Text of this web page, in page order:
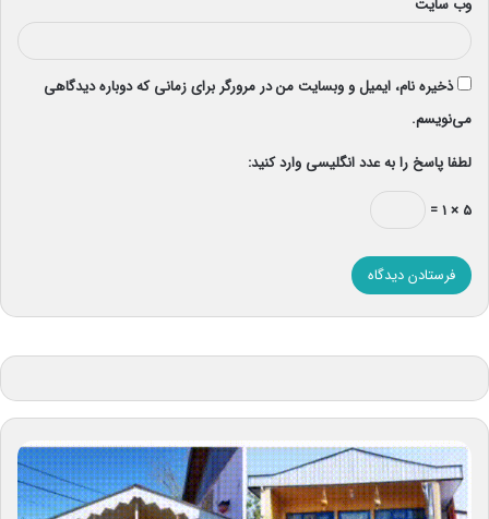
وب‌ سایت
ذخیره نام، ایمیل و وبسایت من در مرورگر برای زمانی که دوباره دیدگاهی
می‌نویسم.
لطفا پاسخ را به عدد انگلیسی وارد کنید:
۵ × ۱ =